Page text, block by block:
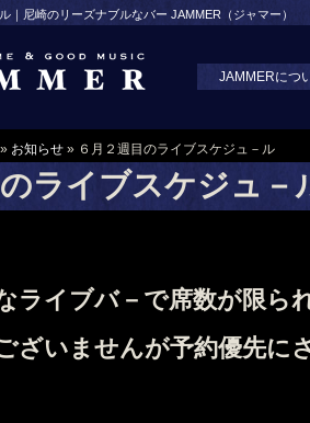
｜尼崎のリーズナブルなバー JAMMER（ジャマー）
JAMMERにつ
» お知らせ » ６月２週目のライブスケジュ－ル
ライブスケジュ－
ライブバ－で席数が限ら
ざいませんが予約優先に